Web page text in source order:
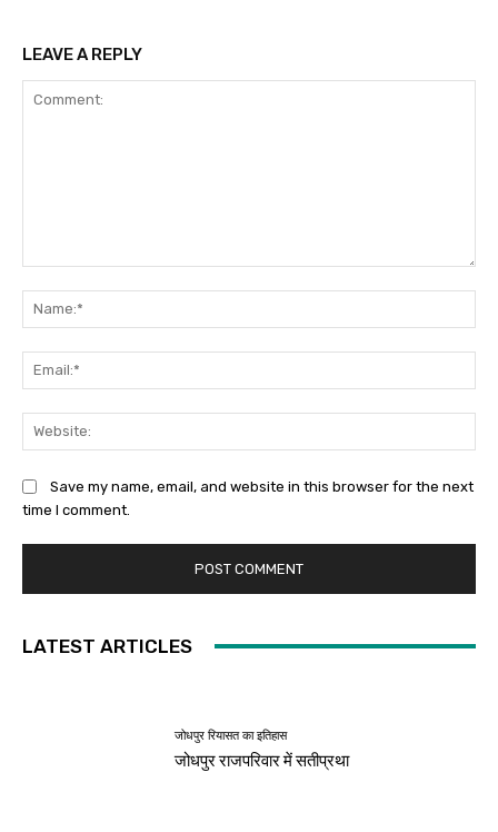
LEAVE A REPLY
Save my name, email, and website in this browser for the next
time I comment.
LATEST ARTICLES
जोधपुर रियासत का इतिहास
जोधपुर राजपरिवार में सतीप्रथा